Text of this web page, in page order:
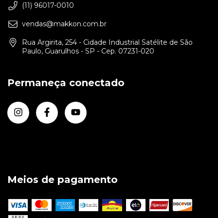
(11) 96017-0010
vendas@makkon.com.br
Rua Argirita, 254 - Cidade Industrial Satélite de São
Paulo, Guarulhos - SP - Cep. 07231-020
Permaneça conectado
Meios de pagamento